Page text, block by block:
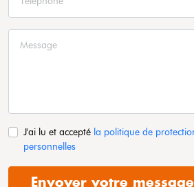
J'ai lu et accepté la politique de
personnelles
Envoyer votre message